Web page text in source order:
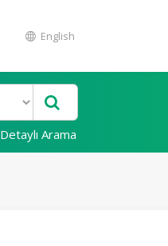
English
Detaylı Arama